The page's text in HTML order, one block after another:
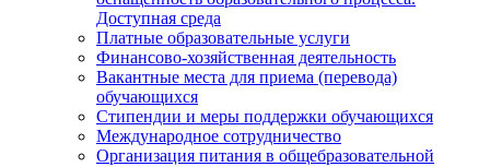
Доступная среда
Платные образовательные услуги
Финансово-хозяйственная деятельность
Вакантные места для приема (перевода)
обучающихся
Стипендии и меры поддержки обучающихся
Международное сотрудничество
Организация питания в общебразовательной